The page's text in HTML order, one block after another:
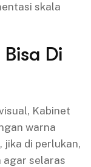
skala
Di
Kabinet
warna
jika di perlukan,
agar selaras